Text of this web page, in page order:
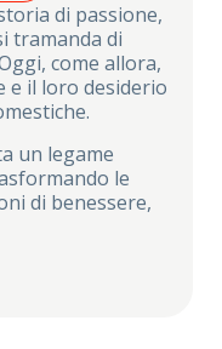
di passione,
tramanda di
come allora,
e il loro desiderio
un legame
le
di benessere,